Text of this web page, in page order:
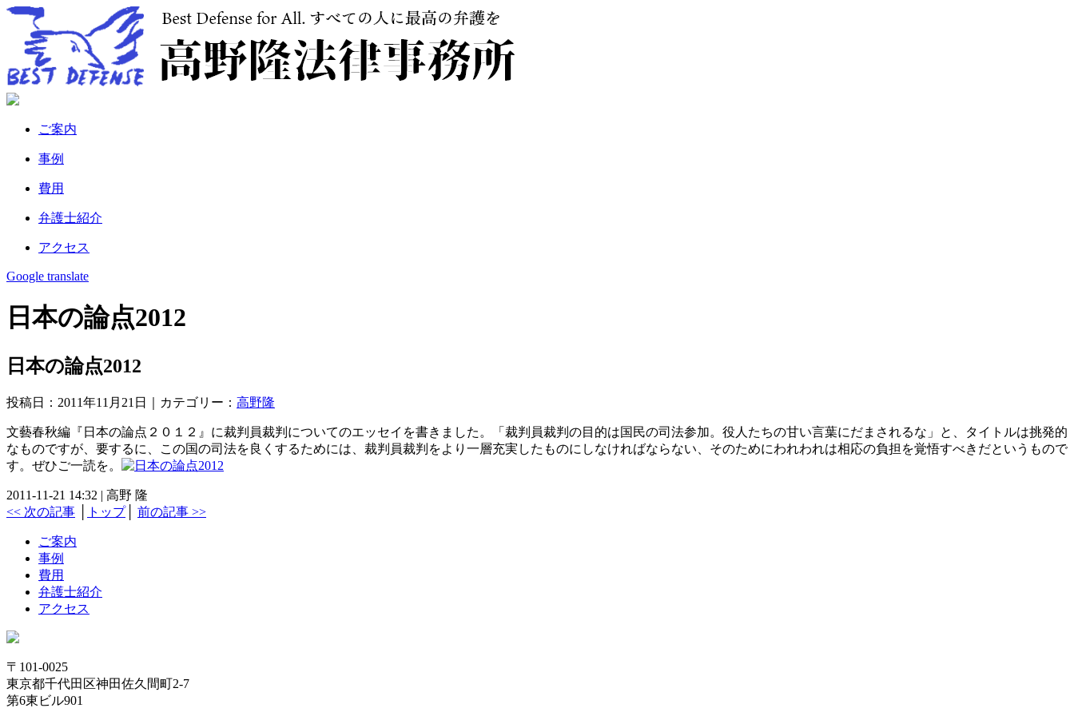
ご案内
事例
費⽤
弁護⼠紹介
アクセス
Google translate
日本の論点2012
日本の論点2012
投稿日：2011年11月21日｜カテゴリー： 高野隆
文藝春秋編『日本の論点２０１２』に裁判員裁判についてのエッセイを書きました。「裁判員裁判の目的は国民の司法参加。役人たちの甘い言葉にだまされるな」と、タイトルは挑発的
なものですが、要するに、この国の司法を良くするためには、裁判員裁判をより一層充実したものにしなければならない、そのためにわれわれは相応の負担を覚悟すべきだというもので
す。ぜひご一読を。
2011-11-21 14:32 | 高野 隆
<< 次の記事
トップ│ 前の記事 >>
ご案内
事例
費用
弁護士紹介
アクセス
〒101-0025
東京都千代田区神田佐久間町2-7
第6東ビル901